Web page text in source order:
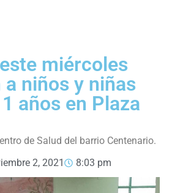
miércoles
niños y niñas
años en Plaza
de Salud del barrio Centenario.
2, 2021 8:03 pm